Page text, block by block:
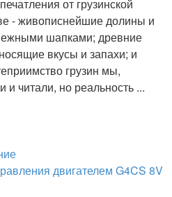
от грузинской
- живописнейшие долины и
шапками; древние
вкусы и запахи; и
грузин мы,
читали, но реальность ...
двигателем G4CS 8V